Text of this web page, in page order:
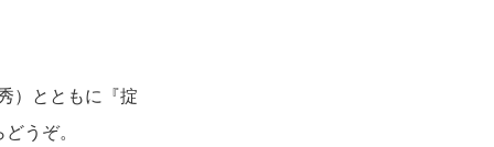
）とともに『掟
うぞ。